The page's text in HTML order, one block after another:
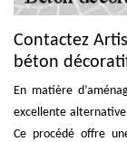
Contactez
béton
En matière
excellente
Ce procédé offre